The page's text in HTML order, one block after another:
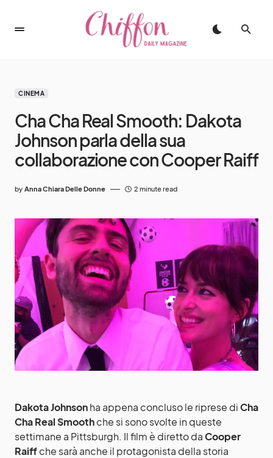
CINEMA
Cha Cha Real Smooth: Dakota
Johnson parla della sua
collaborazione con Cooper Raiff
by Anna Chiara Delle Donne 2 minute read
Dakota Johnsonha appena concluso le riprese diCha
Cha Real Smoothche si sono svolte in queste
settimane a Pittsburgh. Il film è diretto daCooper
Raiffche sarà anche il protagonista della storia